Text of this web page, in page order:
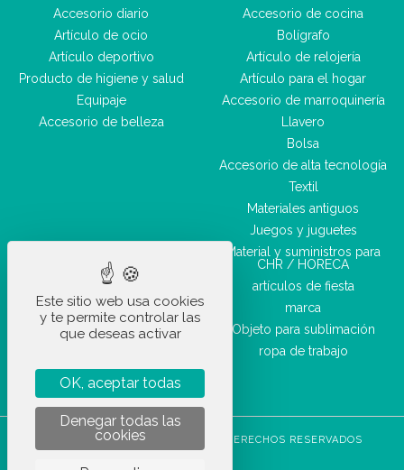
Accesorio diario
Artículo de ocio
Artículo deportivo
Producto de higiene y salud
Equipaje
Accesorio de belleza
Accesorio de cocina
Bolígrafo
Artículo de relojería
Artículo para el hogar
Accesorio de marroquinería
Llavero
Bolsa
Accesorio de alta tecnología
Textil
Materiales antiguos
Juegos y juguetes
Material y suministros para
CHR / HORECA
artículos de fiesta
marca
Objeto para sublimación
ropa de trabajo
STOCKETIK © 2023 - TODOS LOS DERECHOS RESERVADOS
Este sitio web usa cookies
y te permite controlar las
que deseas activar
OK, aceptar todas
Denegar todas las
cookies